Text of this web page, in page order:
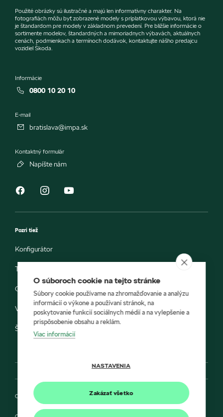
Použité obrázky sú ilustračné a majú len informatívny charakter. Na
fotografiách môžu byť zobrazené modely s príplatkovou výbavou, ktorá nie
je štandardom pre modely v základnom prevedení. Pre bližšie informácie o
sortimente modelov, štandardných a mimoriadnych výbavách, aktuálnych
cenách, podmienkach a termínoch dodávok, kontaktujte nášho predajcu
vozidiel Škoda.
Informácie
0800 10 20 10
E-mail
bratislava@impa.sk
Kontaktný formulár
Napíšte nám
Pozri tiež
Konfigurátor
Testovacia jazda
Objednávka do servisu
Vozidlá ihneď k odberu
Škoda E-shop
Ochrana osobných údajov
O súboroch cookie na tejto stránke
Súbory cookie používame na zhromažďovanie a analýzu
informácií o výkone a používaní stránok, na
poskytovanie funkcií sociálnych médií a na vylepšenie a
prispôsobenie obsahu a reklám.
Viac informácií
NASTAVENIA
Zakázať všetko